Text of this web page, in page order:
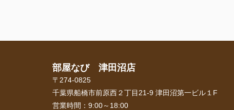
部屋なび 津田沼店
〒274-0825
千葉県船橋市前原西２丁目21-9 津田沼第一ビル１F
営業時間： 9:00～18:00